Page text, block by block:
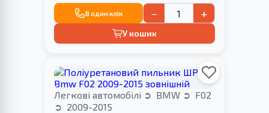
В один клік − +
У кошик
Легкові автомобілі BMW
F02
2009-2015